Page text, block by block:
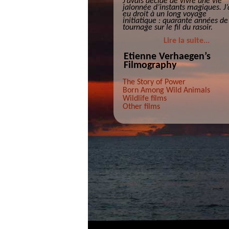
jalonnée d’instants magiques.
eu droit à un long voyage
initiatique : quarante années de
tournage sur le fil du rasoir.
Lire la suite...
Etienne Verhaegen’s
Filmography
The Story of Power
Born Among Wild Animals
Wildlife films
Other films